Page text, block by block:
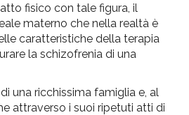
fisico con tale figura, il
materno che nella realtà è
caratteristiche della terapia
la schizofrenia di una
una ricchissima famiglia e, al
attraverso i suoi ripetuti atti di